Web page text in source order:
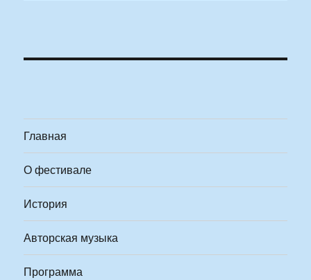
Главная
О фестивале
История
Авторская музыка
Программа